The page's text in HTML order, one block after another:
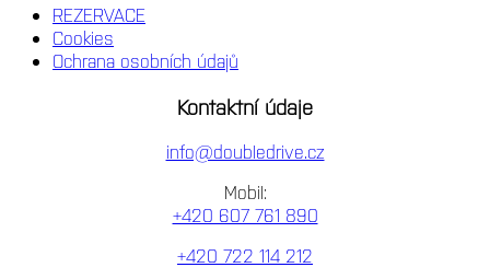
REZERVACE
Cookies
Ochrana osobních údajů
Kontaktní údaje
info@doubledrive.cz
Mobil:
+420 607 761 890
+420 722 114 212